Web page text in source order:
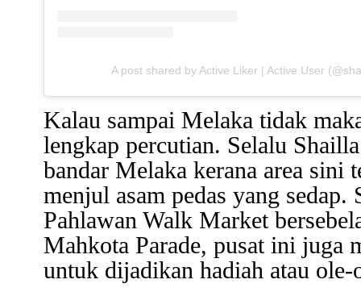
A post shared by Active Liker | Active User
Kalau sampai Melaka tidak
lengkap percutian. Selalu
bandar Melaka kerana area sini
menjul asam pedas yang
Pahlawan Walk Market
Mahkota Parade, pusat ini juga
untuk dijadikan hadiah atau ole-